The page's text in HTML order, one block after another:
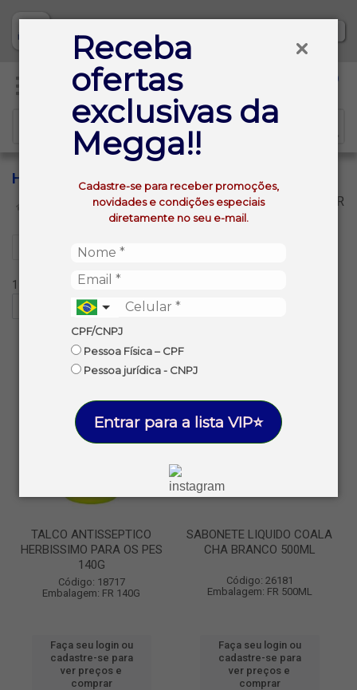
Receba
ofertas
exclusivas da
Megga!!
Cadastre-se para receber promoções,
novidades e condições especiais
diretamente no seu e-mail.
CPF/CNPJ
Pessoa Física – CPF
Pessoa jurídica - CNPJ
Entrar para a lista VIP⭐
HIGIENE PESSOAL
VOLTAR
HIGIENE E BELEZA HIGIENE PESSOAL
15 produtos ordenados por:
TALCO ANTISSEPTICO
HERBISSIMO PARA OS PES
140G
Código: 18717
Embalagem: FR 140G
Faça seu login ou
cadastre-se para
ver preços e
comprar
SABONETE LIQUIDO COALA
CHA BRANCO 500ML
Código: 26181
Embalagem: FR 500ML
Faça seu login ou
cadastre-se para
ver preços e
comprar